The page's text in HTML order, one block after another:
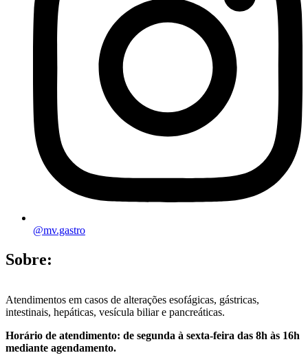
@mv.gastro
Sobre:
Atendimentos em casos de alterações esofágicas, gástricas,
intestinais, hepáticas, vesícula biliar e pancreáticas.
Horário de atendimento: de segunda à sexta-feira das 8h às 16h
mediante agendamento.